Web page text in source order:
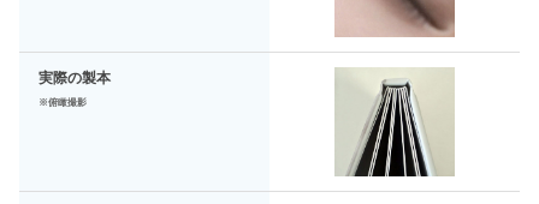
実際の製本
※俯瞰撮影